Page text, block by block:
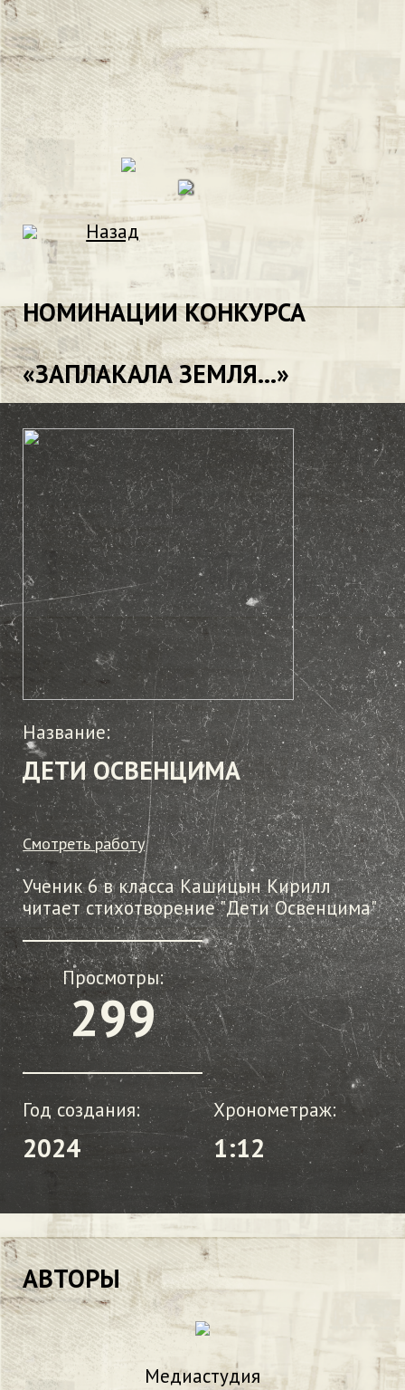
Назад
НОМИНАЦИИ КОНКУРСА
«ЗАПЛАКАЛА ЗЕМЛЯ...»
Название:
ДЕТИ ОСВЕНЦИМА
Смотреть работу
Ученик 6 в класса Кашицын Кирилл
читает стихотворение "Дети Освенцима"
Просмотры:
299
Год создания:
2024
Хронометраж:
1:12
АВТОРЫ
Медиастудия